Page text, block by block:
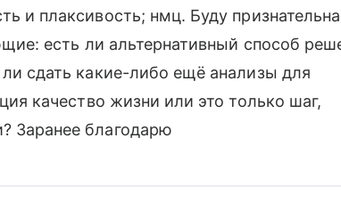
и плаксивость; нмц. Буду
есть ли альтернативный способ
сдать какие-либо ещё анализы для
качество жизни или это только шаг,
Заранее благодарю